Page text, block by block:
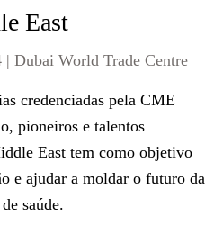
East
| Dubai World Trade Centre
credenciadas pela CME
pioneiros e talentos
East tem como objetivo
e ajudar a moldar o futuro da
saúde.